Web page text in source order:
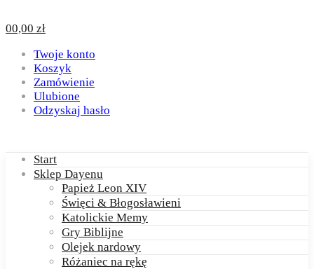
00,00 zł
Twoje konto
Koszyk
Zamówienie
Ulubione
Odzyskaj hasło
Start
Sklep Dayenu
Papież Leon XIV
Święci & Błogosławieni
Katolickie Memy
Gry Biblijne
Olejek nardowy
Różaniec na rękę